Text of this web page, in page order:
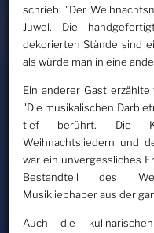
schrieb: "Der
Juwel. Die
dekorierten Stände sind
als würde man in eine
Ein anderer Gast
"Die musikalischen
tief berührt. Die
Weihnachtsliedern und
war ein unvergessliches
Bestandteil des
Musikliebhaber aus der
Auch die